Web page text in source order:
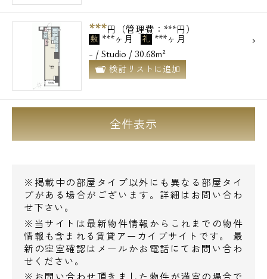
***円（管理費：***円）
敷 ***ヶ月 礼 ***ヶ月
- / Studio / 30.68m²
検討リストに追加
全件表示
※掲載中の部屋タイプ以外にも異なる部屋タイ
プがある場合がございます。詳細はお問い合わ
せ下さい。
※当サイトは最新物件情報からこれまでの物件
情報も含まれる賃貸アーカイブサイトです。 最
新の空室確認はメールかお電話にてお問い合わ
せください。
電話でお問い合わせ
0120-500-529
営業時間 10：00～18：00
メールでお問い合わせ
お問い合わせ